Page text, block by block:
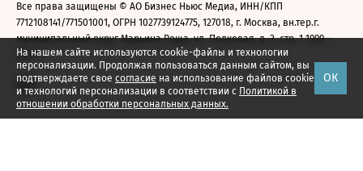
На нашем сайте используются cookie-файлы и технологии
персонализации. Продолжая пользоваться данным сайтом, вы
подтверждаете свое согласие на использование файлов cookie
и технологий персонализации в соответствии с Политикой в
отношении обработки персональных данных.
ОК
Все права защищены © АО Бизнес Ньюс Медиа, ИНН/КПП
7712108141/771501001, ОГРН 1027739124775, 127018, г. Москва, вн.тер.г.
муниципальный округ Марьина Роща, ул. Полковая, д. 3, стр. 1 1999—
2026